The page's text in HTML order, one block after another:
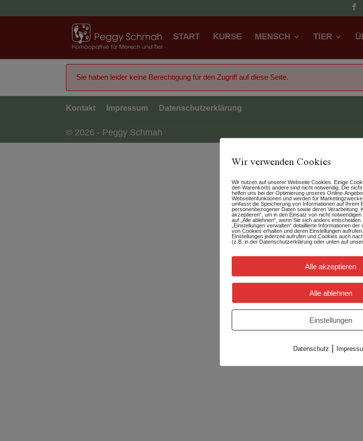
START KURSE MENSCH TIER
Sie haben leider keine Berechtigung für den Zugriff auf diese Seite.
Kontakt Impressum Datenschutzerklärung
© 2026 - Peggy Schmah
Wir verwenden Cookies
Wir nutzen auf unserer Webseite Cookies. Einige
den Warenkorb) andere sind nicht notwendig. Die
helfen uns bei der Optimierung unseres Online-
Webseitenfunktionen und werden für
umfasst die Speicherung von Informationen auf Ihrem
personenbezogener Daten sowie deren Verarbeitung.
akzeptieren“, um in den Einsatz von nicht
auf „Alle ablehnen“, wenn Sie sich anders
„Einstellungen verwalten“ detaillierte Informationen
von Cookies erhalten und deren Einstellungen
Einstellungen jederzeit aufrufen und Cookies auch
(z.B. in der Datenschutzerklärung oder unten auf
Alle akzeptieren
Alle ablehnen
Einstellungen
Datenschutz |